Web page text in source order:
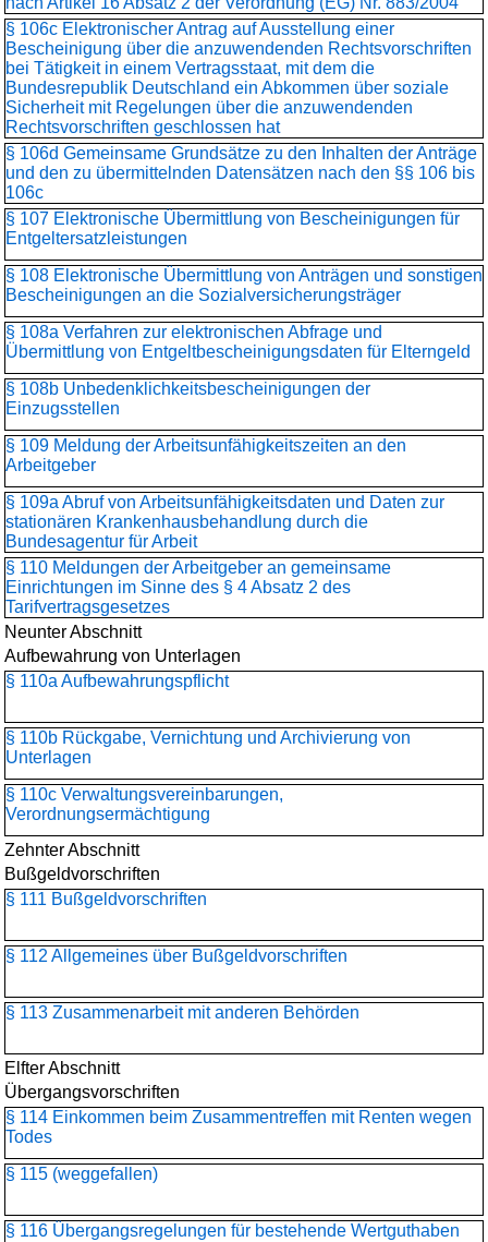
§ 106c Elektronischer Antrag auf Ausstellung einer
Bescheinigung über die anzuwendenden Rechtsvorschriften
bei Tätigkeit in einem Vertragsstaat, mit dem die
Bundesrepublik Deutschland ein Abkommen über soziale
Sicherheit mit Regelungen über die anzuwendenden
Rechtsvorschriften geschlossen hat
§ 106d Gemeinsame Grundsätze zu den Inhalten der Anträge
und den zu übermittelnden Datensätzen nach den §§ 106 bis
106c
§ 107 Elektronische Übermittlung von Bescheinigungen für
Entgeltersatzleistungen
§ 108 Elektronische Übermittlung von Anträgen und sonstigen
Bescheinigungen an die Sozialversicherungsträger
§ 108a Verfahren zur elektronischen Abfrage und
Übermittlung von Entgeltbescheinigungsdaten für Elterngeld
§ 108b Unbedenklichkeits­bescheinigungen der
Einzugsstellen
§ 109 Meldung der Arbeitsunfähigkeitszeiten an den
Arbeitgeber
§ 109a Abruf von Arbeitsunfähigkeitsdaten und Daten zur
stationären Krankenhausbehandlung durch die
Bundesagentur für Arbeit
§ 110 Meldungen der Arbeitgeber an gemeinsame
Einrichtungen im Sinne des § 4 Absatz 2 des
Tarifvertragsgesetzes
Neunter Abschnitt
Aufbewahrung von Unterlagen
§ 110a Aufbewahrungspflicht
§ 110b Rückgabe, Vernichtung und Archivierung von
Unterlagen
§ 110c Verwaltungsvereinbarungen,
Verordnungsermächtigung
Zehnter Abschnitt
Bußgeldvorschriften
§ 111 Bußgeldvorschriften
§ 112 Allgemeines über Bußgeldvorschriften
§ 113 Zusammenarbeit mit anderen Behörden
Elfter Abschnitt
Übergangsvorschriften
§ 114 Einkommen beim Zusammentreffen mit Renten wegen
Todes
§ 115 (weggefallen)
§ 116 Übergangsregelungen für bestehende Wertguthaben